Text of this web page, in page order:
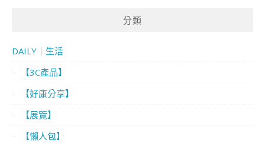
分類
DAILY｜生活
【3C產品】
【好康分享】
【展覽】
【懶人包】